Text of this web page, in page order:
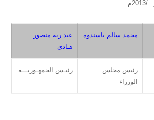
محمد سالم باسندوه
عبد ربه منصور
هـادي
رئيس مجلس
الوزراء
رئيـس الجمهـوريـــة